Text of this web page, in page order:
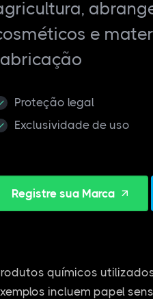
e
Proteção legal
Exclusividade de uso
Registre sua Marca
químicos
incluem papel